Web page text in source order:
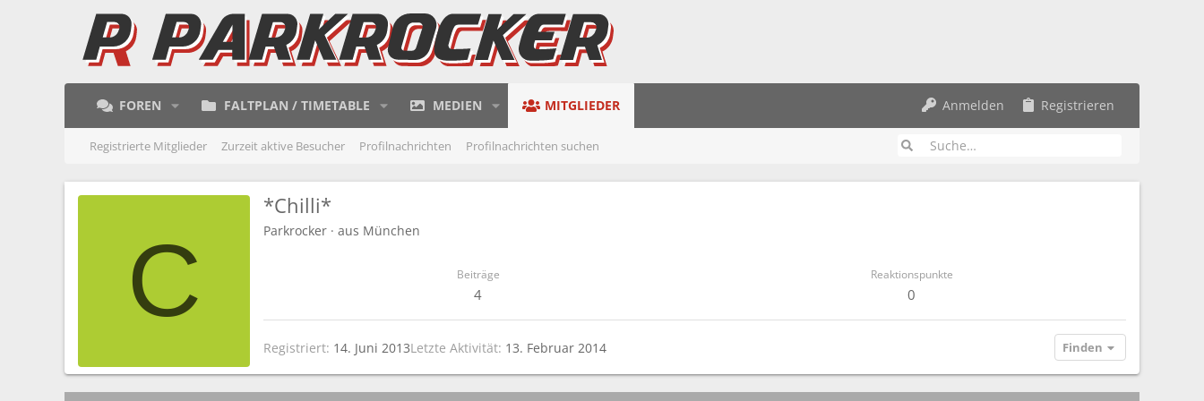
FOREN FALTPLAN / TIMETABLE MEDIEN MITGLIEDER Anmelden Registrieren
Registrierte Mitglieder Zurzeit aktive Besucher Profilnachrichten Profilnachrichten suchen
C
*Chilli*
Parkrocker · aus München
Beiträge
4
Reaktionspunkte
0
Registriert 14. Juni 2013Letzte Aktivität 13. Februar 2014 Finden